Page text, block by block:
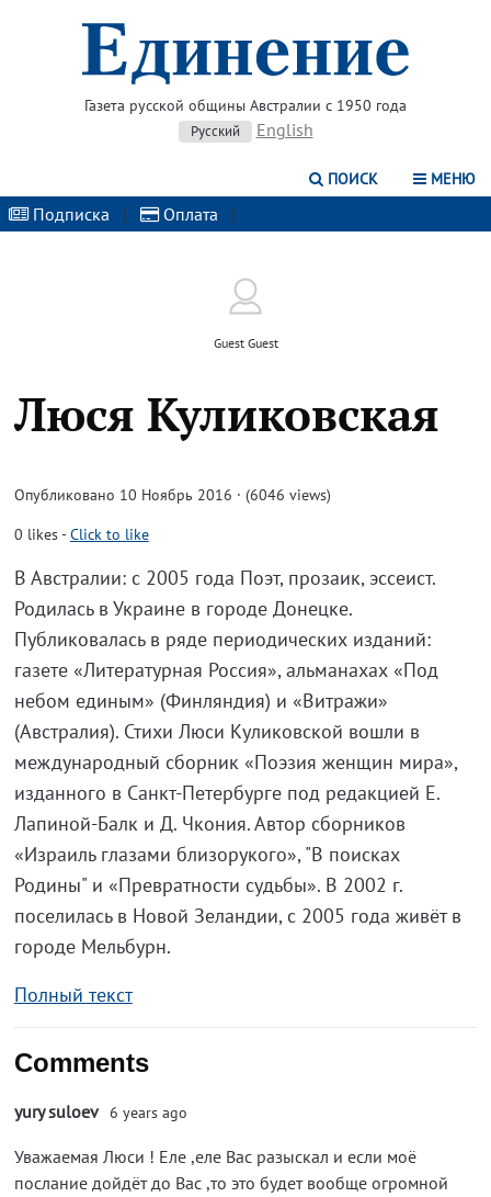
Газета русской общины Австралии с 1950 года
Русский English
ПОИСК МЕНЮ
Подписка | Оплата |
Guest Guest
Люся Куликовская
Опубликовано 10 Ноябрь 2016 · (6046 views)
0 likes-Click to like
В Австралии: с 2005 года Поэт, прозаик, эссеист.
Родилась в Украине в городе Донецке.
Публиковалась в ряде периодических изданий:
газете «Литературная Россия», альманахах «Под
небом единым» (Финляндия) и «Витражи»
(Австралия). Стихи Люси Куликовской вошли в
международный сборник «Поэзия женщин мира»,
изданного в Санкт-Петербурге под редакцией Е.
Лапиной-Балк и Д. Чкония. Автор сборников
«Израиль глазами близорукого», "В поисках
Родины" и «Превратности судьбы». В 2002 г.
поселилась в Новой Зеландии, с 2005 года живёт в
городе Мельбурн.
Полный текст
Comments
yury suloev 6 years ago
Уважаемая Люси ! Еле ,еле Вас разыскал и если моё
послание дойдёт до Вас ,то это будет вообще огромной